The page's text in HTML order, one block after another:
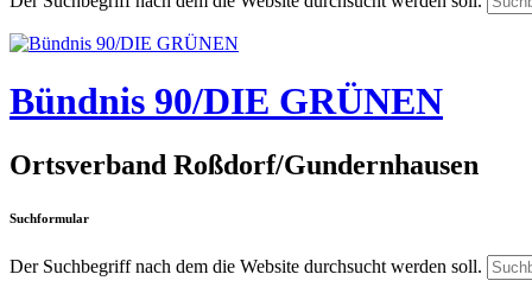
Bündnis 90/DIE GRÜNEN
Ortsverband Roßdorf/Gundernhausen
Suchformular
Der Suchbegriff nach dem die Website durchsucht werden soll.